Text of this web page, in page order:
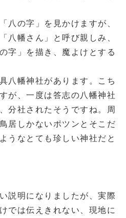
八の字」を見かけますが、
八幡さん」と呼び親しみ、
字」を描き、魔よけとする
八幡神社があります。こち
が、一度は答志の八幡神社
分社されたそうですね。周
居しかないポツンとそこだ
うなとても珍しい神社だと
説明になりましたが、実際
では伝えきれない、現地に